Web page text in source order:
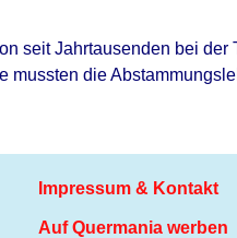
seit Jahrtausenden bei
mussten die
Impressum & Kontakt
Auf Quermania werben